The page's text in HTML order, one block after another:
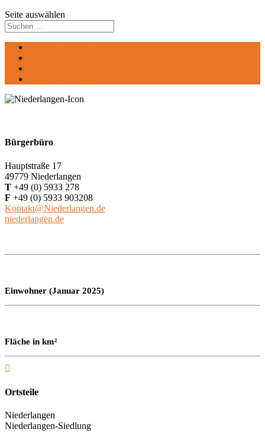
Seite auswählen
Bürgerbüro
Hauptstraße 17
49779 Niederlangen
T +49 (0) 5933 278
F +49 (0) 5933 903208
Kontakt@Niederlangen.de
niederlangen.de
Einwohner (Januar 2025)
Fläche in km²

Ortsteile
Niederlangen
Niederlangen-Siedlung